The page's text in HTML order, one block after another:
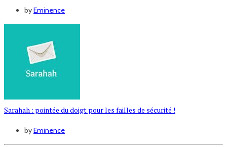
byEminence
Sarahah : pointée du doigt pour les failles de sécurité !
byEminence